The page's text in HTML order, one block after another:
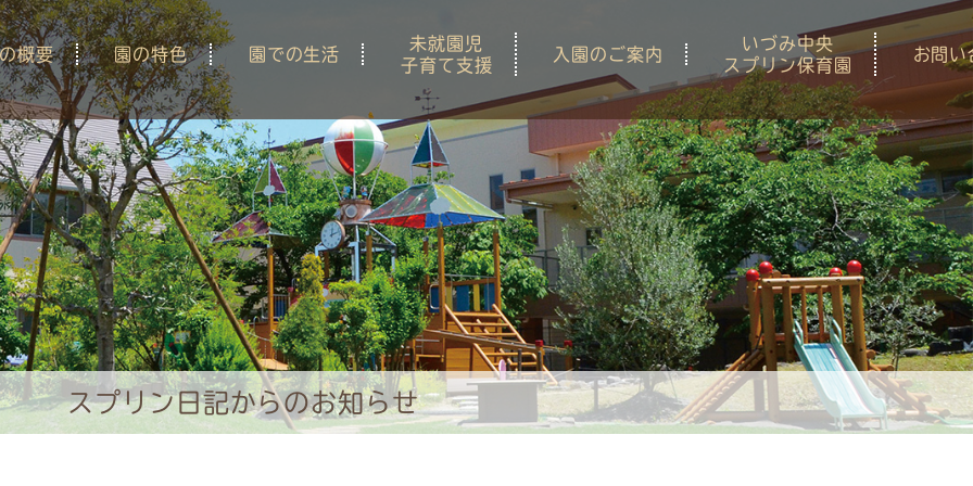
概要 園の特色 園での生活
未就園児
子育て支援
入園のご案内
いづみ中央
スプリン保育園
お問い
スプリン日記からのお知らせ